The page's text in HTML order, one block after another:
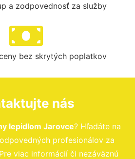
a zodpovednosť za služby
bez skrytých poplatkov
nás
lepidlom Jarovce? Hľadáte na
profesionálov za
viac informácií či nezáväznú